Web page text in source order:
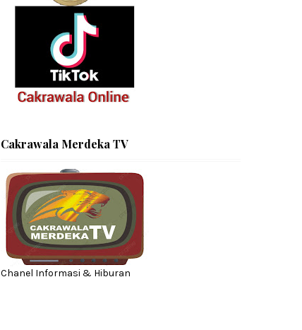
Cakrawala Merdeka TV
Chanel Informasi & Hiburan